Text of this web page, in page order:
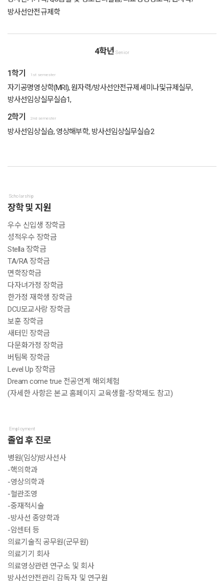
방사선안전규제학
4학년Senior
1학기 1st semester
자기공명영상학(MRI), 원자력/방사선안전규제세미나및규제실무,
방사선임상실무실습1,
2학기 2nd semester
방사선임상실습, 영상해부학, 방사선임상실무실습2
Scholarship
장학 및 지원
우수 신입생 장학금
성적우수 장학금
Stella 장학금
TA/RA 장학금
면학장학금
다자녀가정 장학금
한가정 재학생 장학금
DCU모교사랑 장학금
보훈 장학금
새터민 장학금
다문화가정 장학금
버팀목 장학금
Level Up 장학금
Dream come true 전공연계 해외체험
(자세한 사항은 본교 홈페이지 교육생활-장학제도 참고)
Employment
졸업 후 진로
병원(임상)방사선사
-핵의학과
-영상의학과
-혈관조영
-중재적시술
-방사선 종양학과
-암센터 등
의료기술직 공무원(군무원)
의료기기 회사
의료영상관련 연구소 및 회사
방사선안전관리 감독자 및 연구원